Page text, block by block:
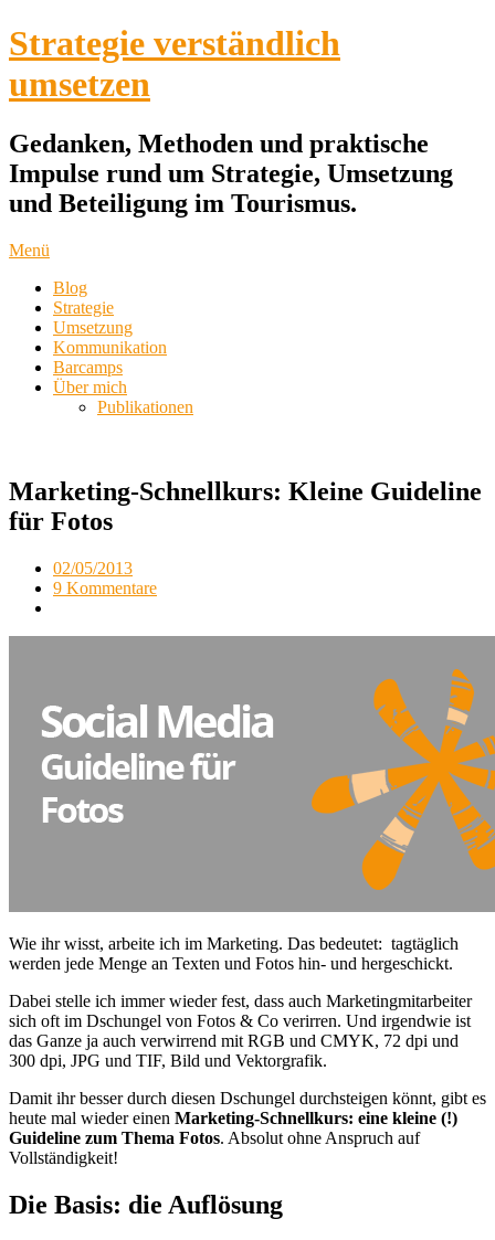
Strategie verständlich
umsetzen
Gedanken, Methoden und praktische
Impulse rund um Strategie, Umsetzung
und Beteiligung im Tourismus.
Menü
Blog
Strategie
Umsetzung
Kommunikation
Barcamps
Über mich
Publikationen
Marketing-Schnellkurs: Kleine Guideline
für Fotos
02/05/2013
9 Kommentare
Wie ihr wisst, arbeite ich im Marketing. Das bedeutet: tagtäglich
werden jede Menge an Texten und Fotos hin- und hergeschickt.
Dabei stelle ich immer wieder fest, dass auch Marketingmitarbeiter
sich oft im Dschungel von Fotos & Co verirren. Und irgendwie ist
das Ganze ja auch verwirrend mit RGB und CMYK, 72 dpi und
300 dpi, JPG und TIF, Bild und Vektorgrafik.
Damit ihr besser durch diesen Dschungel durchsteigen könnt, gibt es
heute mal wieder einen Marketing-Schnellkurs: eine kleine (!)
Guideline zum Thema Fotos. Absolut ohne Anspruch auf
Vollständigkeit!
Die Basis: die Auflösung